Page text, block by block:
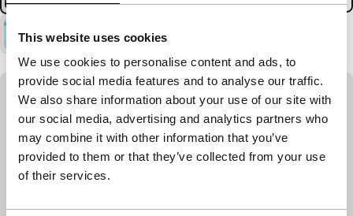
This website uses cookies
We use cookies to personalise content and ads, to
provide social media features and to analyse our traffic.
We also share information about your use of our site with
our social media, advertising and analytics partners who
may combine it with other information that you’ve
provided to them or that they’ve collected from your use
of their services.
Aanmelden & contact
Enthousiast geworden? Via onderstaande knop
kun je dit programma boeken voor jaarrond.
Mocht je vragen hebben of meer informatie over